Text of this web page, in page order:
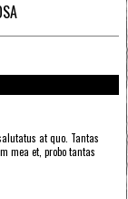
at quo. Tantas
mea et, probo tantas